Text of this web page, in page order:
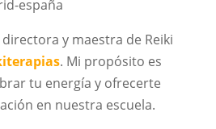
y maestra de Reiki
. Mi propósito es
tu energía y ofrecerte
en nuestra escuela.